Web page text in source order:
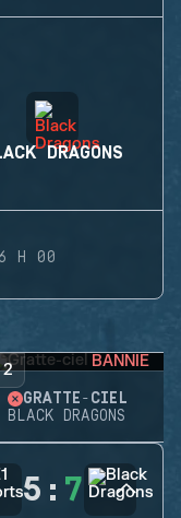
DRAGONS
H 00
2 BANNIE
GRATTE-CIEL
BLACK DRAGONS
5 : 7